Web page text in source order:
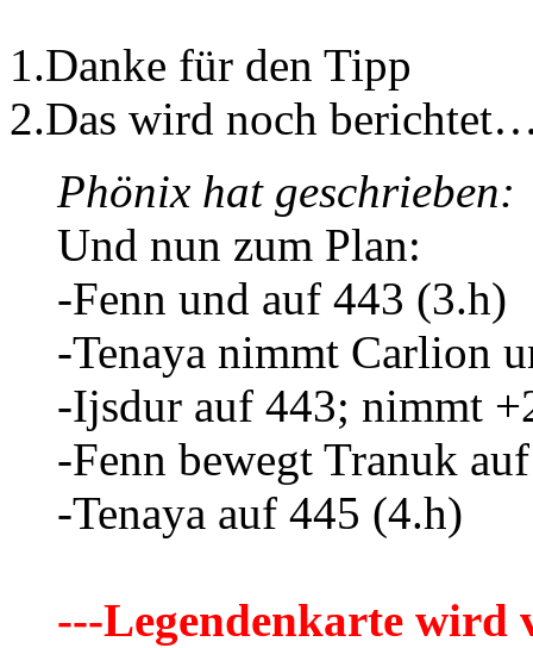
1.Danke für den Tipp
2.Das wird noch
Phönix hat geschrieben:
Und nun zum Plan:
-Fenn und auf 443 (3.h)
-Tenaya nimmt Carlion
-Ijsdur auf 443; nimmt
-Fenn bewegt Tranuk
-Tenaya auf 445 (4.h)
---Legendenkarte wird